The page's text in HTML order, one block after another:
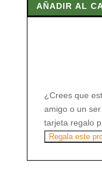
Caps
AÑADIR AL
¿Crees que
amigo o un
tarjeta regalo
Regala este